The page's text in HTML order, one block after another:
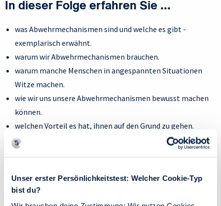
Unser erster Persönlichkeitstest: Welcher Cookie-Typ
bist du?
In dieser Folge erfahren Sie ...
was Abwehrmechanismen sind und welche es gibt -
exemplarisch erwähnt.
warum wir Abwehrmechanismen brauchen.
warum manche Menschen in angespannten Situationen
Witze machen.
wie wir uns unsere Abwehrmechanismen bewusst machen
können.
welchen Vorteil es hat, ihnen auf den Grund zu gehen.
ob wir ganz ohne Abwehrmechanismen "klarkommen"
Zitate aus der Folge